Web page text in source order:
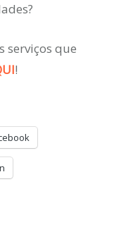
serviços que
!